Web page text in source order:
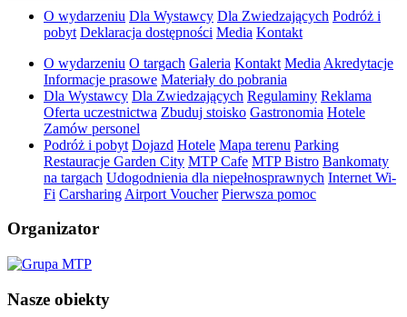
O wydarzeniu Dla Wystawcy Dla Zwiedzających Podróż i
pobyt Deklaracja dostępności Media Kontakt
O wydarzeniu O targach Galeria Kontakt Media Akredytacje
Informacje prasowe Materiały do pobrania
Dla Wystawcy Dla Zwiedzających Regulaminy Reklama
Oferta uczestnictwa Zbuduj stoisko Gastronomia Hotele
Zamów personel
Podróż i pobyt Dojazd Hotele Mapa terenu Parking
Restauracje Garden City MTP Cafe MTP Bistro Bankomaty
na targach Udogodnienia dla niepełnosprawnych Internet Wi-
Fi Carsharing Airport Voucher Pierwsza pomoc
Organizator
Nasze obiekty